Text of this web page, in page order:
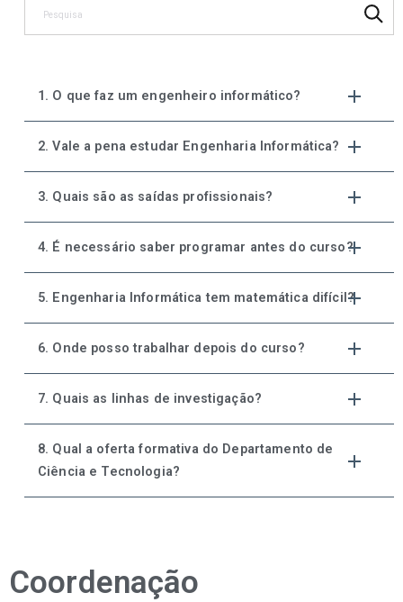
1. O que faz um engenheiro informático?
2. Vale a pena estudar Engenharia Informática?
3. Quais são as saídas profissionais?
4. É necessário saber programar antes do curso?
5. Engenharia Informática tem matemática difícil?
6. Onde posso trabalhar depois do curso?
7. Quais as linhas de investigação?
8. Qual a oferta formativa do Departamento de
Ciência e Tecnologia?
Coordenação